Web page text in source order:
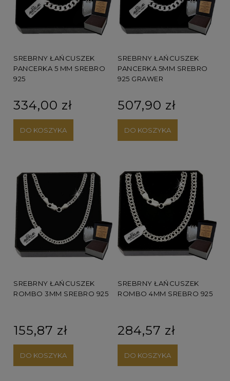
SREBRNY ŁAŃCUSZEK
PANCERKA 5 MM SREBRO
925
334,00 zł
DO KOSZYKA
SREBRNY ŁAŃCUSZEK
PANCERKA 5MM SREBRO
925 GRAWER
507,90 zł
DO KOSZYKA
SREBRNY ŁAŃCUSZEK
ROMBO 3MM SREBRO 925
155,87 zł
DO KOSZYKA
SREBRNY ŁAŃCUSZEK
ROMBO 4MM SREBRO 925
284,57 zł
DO KOSZYKA